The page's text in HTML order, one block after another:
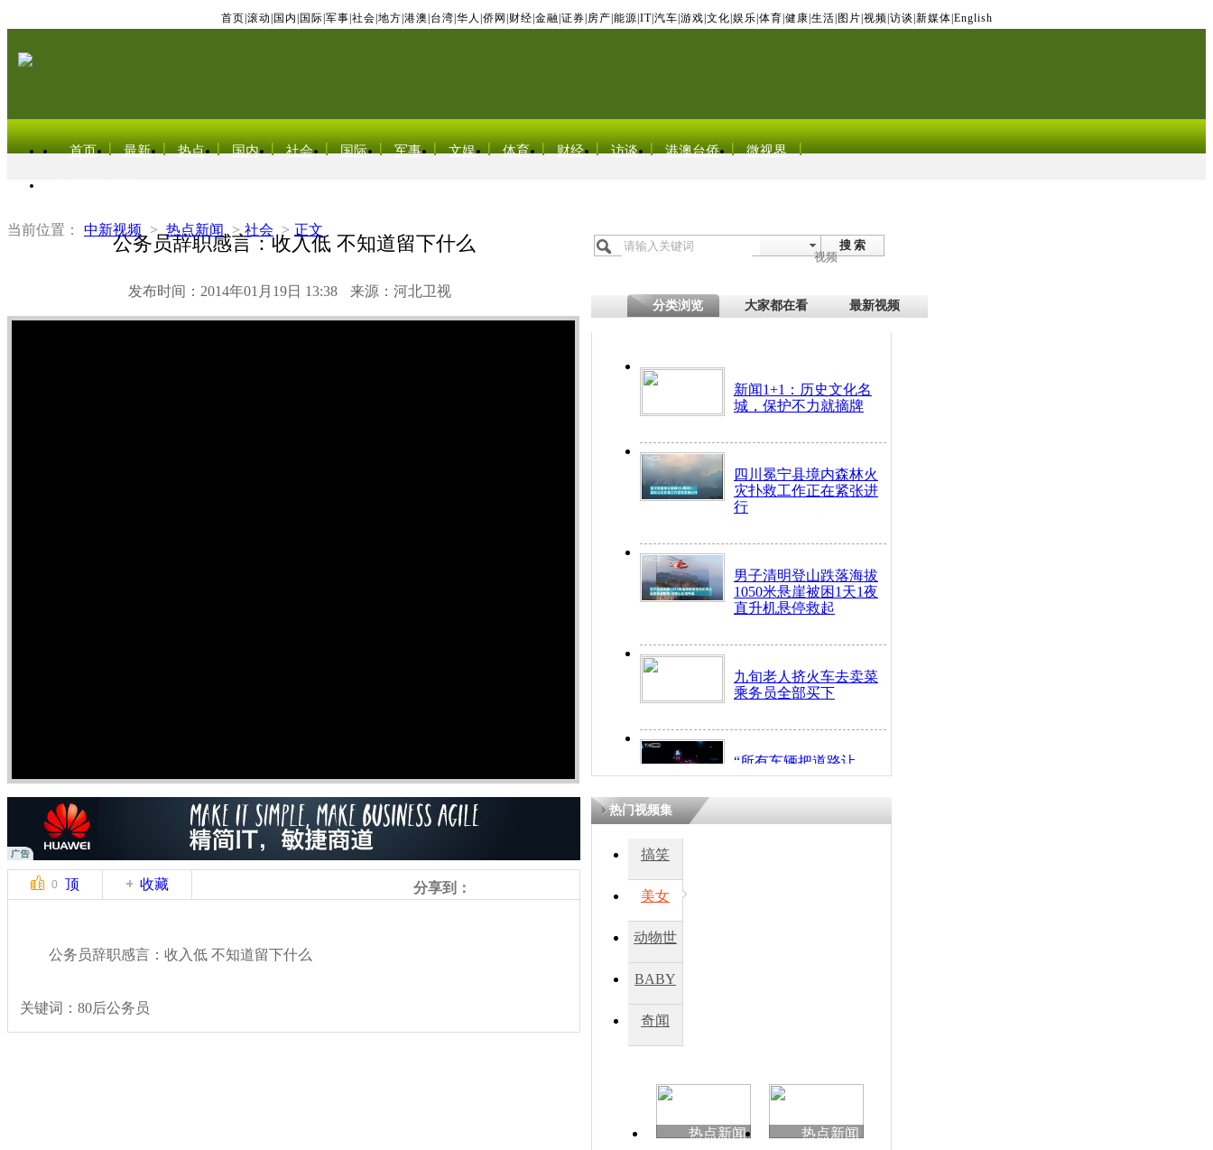
首页 滚动 国内 国际 军事 社会 地方 港澳 台湾 华人 侨网 财经 金融 证券 房产 能源 IT| 汽车 游戏 文化 娱乐 体育 健康 生活 图片 视频 访谈 新媒体 English
首页 最新 热点 国内 社会 国际 军事 文娱 体育 财经 访谈 港澳台侨 微视界
当前位置： 中新视频 > 热点新闻 > 社会 > 正文
公务员辞职感言：收入低 不知道留下什么
发布时间：2014年01月19日 13:38 来源：河北卫视
搜 索
视频
分类浏览 大家都在看 最新视频
新闻1+1：历史文化名
城，保护不力就摘牌
四川冕宁县境内森林火
灾扑救工作正在紧张进
行
男子清明登山跌落海拔
1050米悬崖被困1天1夜
直升机悬停救起
九旬老人挤火车去卖菜
乘务员全部买下
“所有车辆把道路让
开！”儿童突发疾病交
因
0 顶 收藏 分享到：
公务员辞职感言：收入低 不知道留下什么
关键词：80后公务员
热门视频集
搞笑
美女
动物世
BABY
秀
奇闻
热点新闻
热点新闻